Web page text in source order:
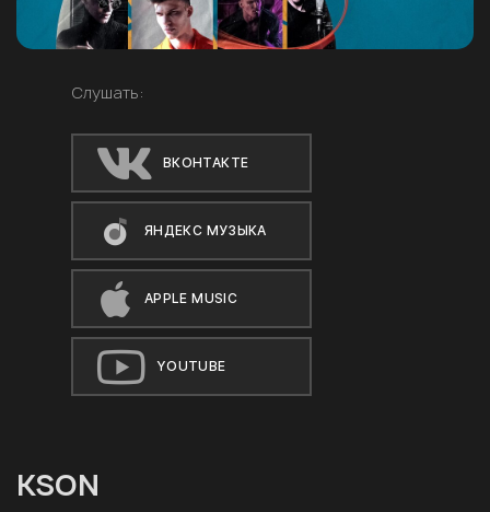
Слушать:
ВКОНТАКТЕ
ЯНДЕКС МУЗЫКА
APPLE MUSIC
YOUTUBE
KSON